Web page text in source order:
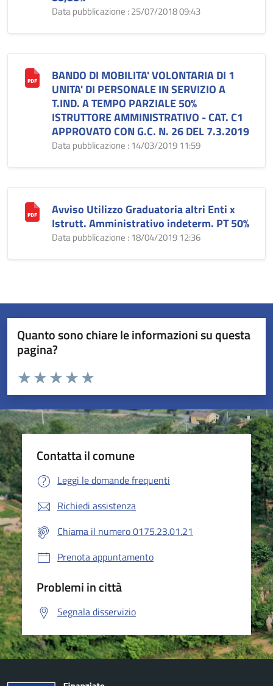
Data pubblicazione : 25/07/2018 09:43
BANDO DI MOBILITA' VOLONTARIA DI 1
UNITA' DI PERSONALE IN SERVIZIO A
T.IND. A TEMPO PARZIALE 50%
ISTRUTTORE AMMINISTRATIVO - CAT. C1
APPROVATO CON G.C. N. 26 DEL 7.3.2019
Data pubblicazione : 14/03/2019 11:59
Avviso Utilizzo Graduatoria altri Enti x
Istrutt. Amministrativo indeterm. PT 50%
Data pubblicazione : 18/04/2019 12:36
Quanto sono chiare le informazioni su questa
pagina?
Valuta da 1 a 5 stelle la pagina
Valuta 5 stelle su 5
Valuta 4 stelle su 5
Valuta 3 stelle su 5
Valuta 2 stelle su 5
Valuta 1 stelle su 5
Contatta il comune
Leggi le domande frequenti
Richiedi assistenza
Chiama il numero 0175.23.01.21
Prenota appuntamento
Problemi in città
Segnala disservizio